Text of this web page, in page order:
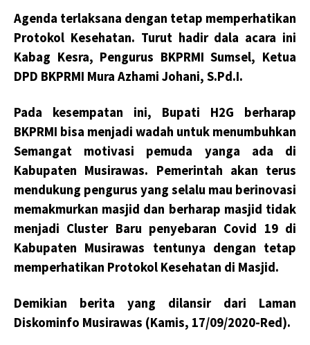
Agenda terlaksana dengan tetap memperhatikan
Protokol Kesehatan. Turut hadir dala acara ini
Kabag Kesra, Pengurus BKPRMI Sumsel, Ketua
DPD BKPRMI Mura Azhami Johani, S.Pd.I.
Pada kesempatan ini, Bupati H2G berharap
BKPRMI bisa menjadi wadah untuk menumbuhkan
Semangat motivasi pemuda yanga ada di
Kabupaten Musirawas. Pemerintah akan terus
mendukung pengurus yang selalu mau berinovasi
memakmurkan masjid dan berharap masjid tidak
menjadi Cluster Baru penyebaran Covid 19 di
Kabupaten Musirawas tentunya dengan tetap
memperhatikan Protokol Kesehatan di Masjid.
Demikian berita yang dilansir dari Laman
Diskominfo Musirawas (Kamis, 17/09/2020-Red).